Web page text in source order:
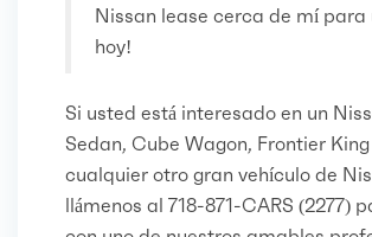
Nissan lease cerca de mí para
hoy!
Si usted está interesado en un
Sedan, Cube Wagon, Frontier
cualquier otro gran vehículo de
llámenos al 718-871-CARS (2277)